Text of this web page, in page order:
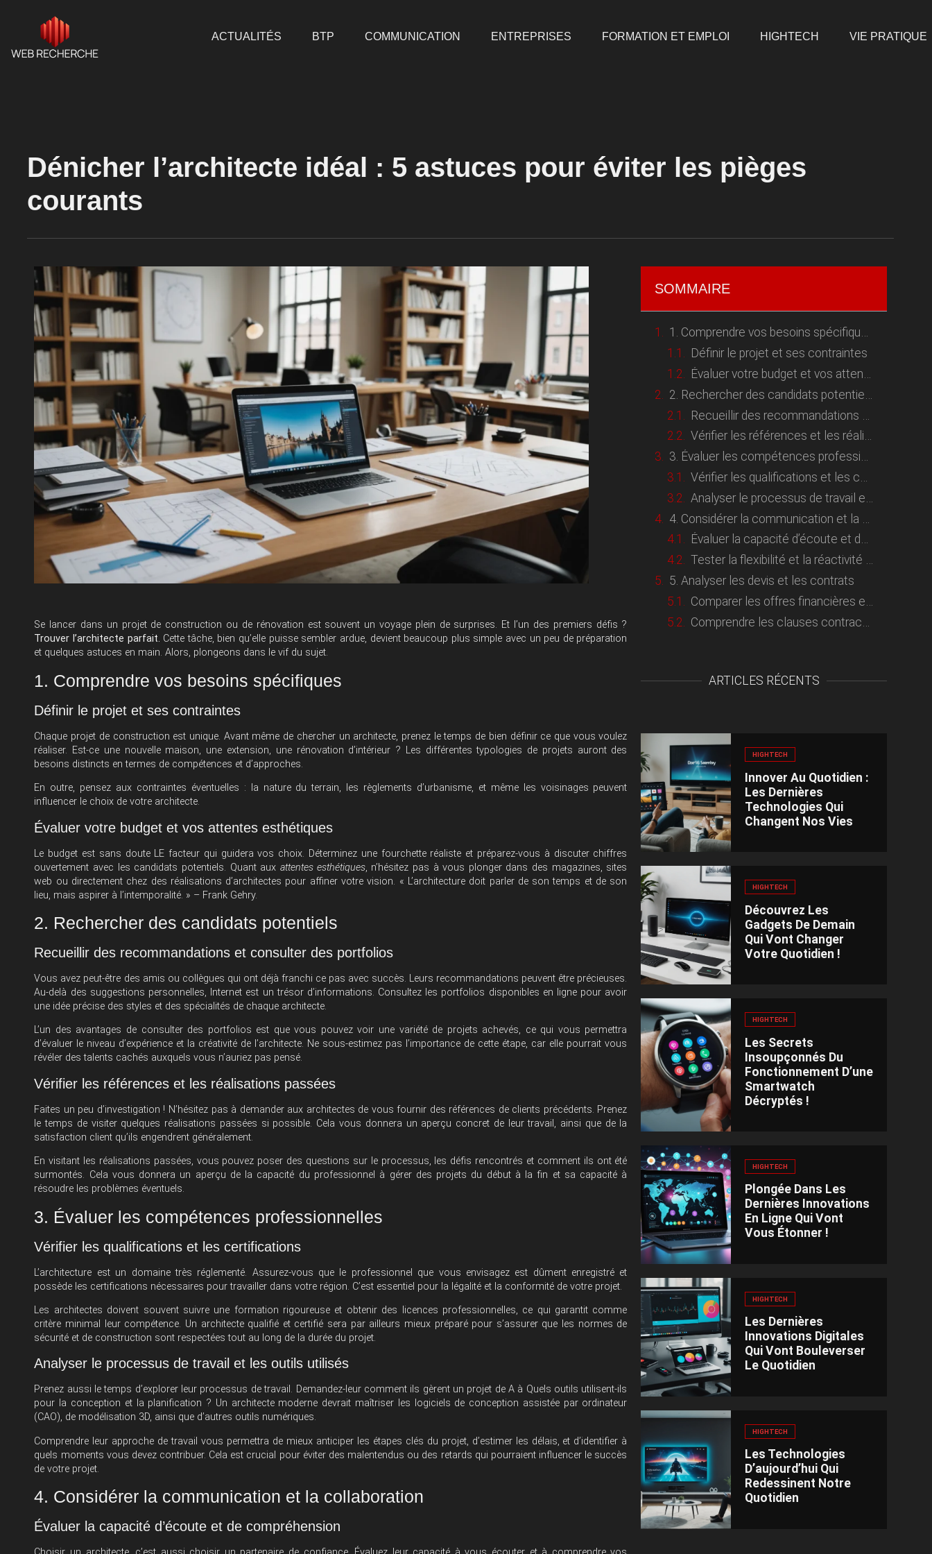
ACTUALITÉS BTP COMMUNICATION ENTREPRISES FORMATION ET EMPLOI HIGHTECH VIE PRATIQUE
Dénicher l’architecte idéal : 5 astuces pour éviter les pièges
courants
Se lancer dans un projet de construction ou de rénovation est souvent un voyage plein de surprises. Et l’un des premiers défis ?
Trouver l’architecte parfait. Cette tâche, bien qu’elle puisse sembler ardue, devient beaucoup plus simple avec un peu de préparation
et quelques astuces en main. Alors, plongeons dans le vif du sujet.
1. Comprendre vos besoins spécifiques
Définir le projet et ses contraintes
Chaque projet de construction est unique. Avant même de chercher un architecte, prenez le temps de bien définir ce que vous voulez
réaliser. Est-ce une nouvelle maison, une extension, une rénovation d’intérieur ? Les différentes typologies de projets auront des
besoins distincts en termes de compétences et d’approches.
En outre, pensez aux contraintes éventuelles : la nature du terrain, les règlements d’urbanisme, et même les voisinages peuvent
influencer le choix de votre architecte.
Évaluer votre budget et vos attentes esthétiques
Le budget est sans doute LE facteur qui guidera vos choix. Déterminez une fourchette réaliste et préparez-vous à discuter chiffres
ouvertement avec les candidats potentiels. Quant aux attentes esthétiques, n’hésitez pas à vous plonger dans des magazines, sites
web ou directement chez des réalisations d’architectes pour affiner votre vision. « L’architecture doit parler de son temps et de son
lieu, mais aspirer à l’intemporalité. » – Frank Gehry.
2. Rechercher des candidats potentiels
Recueillir des recommandations et consulter des portfolios
Vous avez peut-être des amis ou collègues qui ont déjà franchi ce pas avec succès. Leurs recommandations peuvent être précieuses.
Au-delà des suggestions personnelles, Internet est un trésor d’informations. Consultez les portfolios disponibles en ligne pour avoir
une idée précise des styles et des spécialités de chaque architecte.
L’un des avantages de consulter des portfolios est que vous pouvez voir une variété de projets achevés, ce qui vous permettra
d’évaluer le niveau d’expérience et la créativité de l’architecte. Ne sous-estimez pas l’importance de cette étape, car elle pourrait vous
révéler des talents cachés auxquels vous n’auriez pas pensé.
Vérifier les références et les réalisations passées
Faites un peu d’investigation ! N’hésitez pas à demander aux architectes de vous fournir des références de clients précédents. Prenez
le temps de visiter quelques réalisations passées si possible. Cela vous donnera un aperçu concret de leur travail, ainsi que de la
satisfaction client qu’ils engendrent généralement.
En visitant les réalisations passées, vous pouvez poser des questions sur le processus, les défis rencontrés et comment ils ont été
surmontés. Cela vous donnera un aperçu de la capacité du professionnel à gérer des projets du début à la fin et sa capacité à
résoudre les problèmes éventuels.
3. Évaluer les compétences professionnelles
Vérifier les qualifications et les certifications
L’architecture est un domaine très réglementé. Assurez-vous que le professionnel que vous envisagez est dûment enregistré et
possède les certifications nécessaires pour travailler dans votre région. C’est essentiel pour la légalité et la conformité de votre projet.
Les architectes doivent souvent suivre une formation rigoureuse et obtenir des licences professionnelles, ce qui garantit comme
critère minimal leur compétence. Un architecte qualifié et certifié sera par ailleurs mieux préparé pour s’assurer que les normes de
sécurité et de construction sont respectées tout au long de la durée du projet.
Analyser le processus de travail et les outils utilisés
Prenez aussi le temps d’explorer leur processus de travail. Demandez-leur comment ils gèrent un projet de A à Quels outils utilisent-ils
pour la conception et la planification ? Un architecte moderne devrait maîtriser les logiciels de conception assistée par ordinateur
(CAO), de modélisation 3D, ainsi que d’autres outils numériques.
Comprendre leur approche de travail vous permettra de mieux anticiper les étapes clés du projet, d’estimer les délais, et d’identifier à
quels moments vous devez contribuer. Cela est crucial pour éviter des malentendus ou des retards qui pourraient influencer le succès
de votre projet.
4. Considérer la communication et la collaboration
Évaluer la capacité d’écoute et de compréhension
SOMMAIRE
1. Comprendre vos besoins spécifiques
Définir le projet et ses contraintes
Vérifier les références et les réalisations passées
3. Évaluer les compétences professionnelles
Évaluer la capacité d’écoute et de compréhension
Tester la flexibilité et la réactivité à vos demandes
5. Analyser les devis et les contrats
ARTICLES RÉCENTS
HIGHTECH
Innover Au Quotidien :
Les Dernières
Technologies Qui
Changent Nos Vies
HIGHTECH
Découvrez Les
Gadgets De Demain
Qui Vont Changer
Votre Quotidien !
HIGHTECH
Les Secrets
Insoupçonnés Du
Fonctionnement D’une
Smartwatch
Décryptés !
HIGHTECH
Plongée Dans Les
Dernières Innovations
En Ligne Qui Vont
Vous Étonner !
HIGHTECH
Les Dernières
Innovations Digitales
Qui Vont Bouleverser
Le Quotidien
HIGHTECH
Les Technologies
D’aujourd’hui Qui
Redessinent Notre
Quotidien